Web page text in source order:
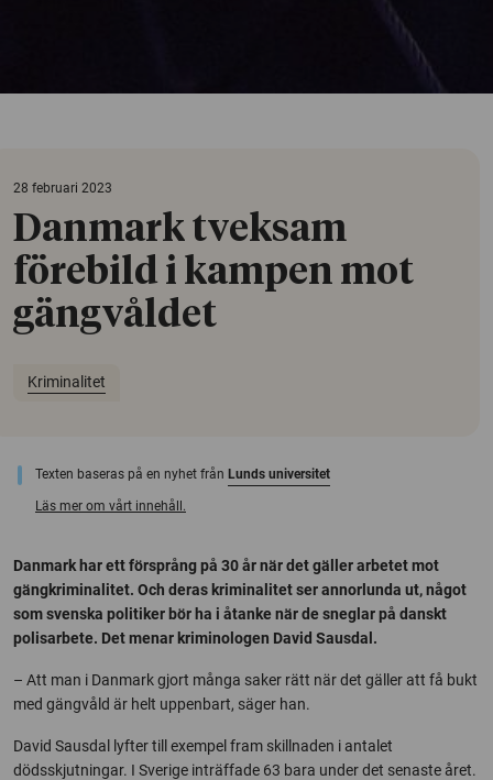
28 februari 2023
Danmark tveksam
förebild i kampen mot
gängvåldet
Kriminalitet
Texten baseras på en nyhet från Lunds universitet
Läs mer om vårt innehåll.
Danmark har ett försprång på 30 år när det gäller arbetet mot
gängkriminalitet. Och deras kriminalitet ser annorlunda ut, något
som svenska politiker bör ha i åtanke när de sneglar på danskt
polisarbete. Det menar kriminologen David Sausdal.
– Att man i Danmark gjort många saker rätt när det gäller att få bukt
med gängvåld är helt uppenbart, säger han.
David Sausdal lyfter till exempel fram skillnaden i antalet
dödsskjutningar. I Sverige inträffade 63 bara under det senaste året.